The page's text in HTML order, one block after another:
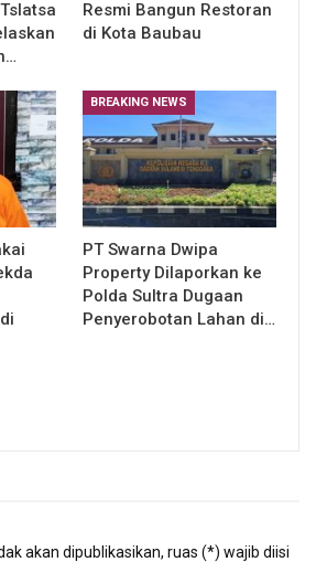
Resmi Bangun Restoran
di Kota Baubau
BREAKING NEWS
PT Swarna Dwipa
Property Dilaporkan ke
Polda Sultra Dugaan
Penyerobotan Lahan di…
akan dipublikasikan, ruas (*) wajib diisi